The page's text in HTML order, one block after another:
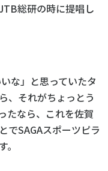
総研の時に提唱し
な」と思っていたタ
、それがちょっとう
たなら、これを佐賀
でSAGAスポーツピラ